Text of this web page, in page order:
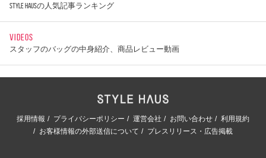
STYLE HAUSの人気記事ランキング
VIDEOS
スタッフのバッグの中身紹介、商品レビュー動画
採用情報 プライバシーポリシー 運営会社 お問い合わせ
利用規約
お客様情報の外部送信について
プレスリリース・広告掲載